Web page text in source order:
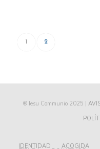
2
® Iesu Communio 2025 |
IDENTIDAD ACOGIDA